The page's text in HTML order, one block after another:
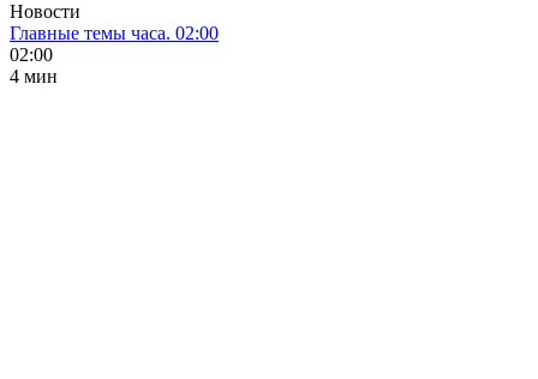
Новости
Главные темы часа. 02:00
02:00
4 мин